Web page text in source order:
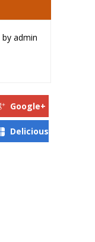
admin
Google+
Delicious